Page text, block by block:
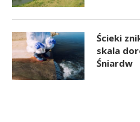
Ścieki
skala
Śniardw